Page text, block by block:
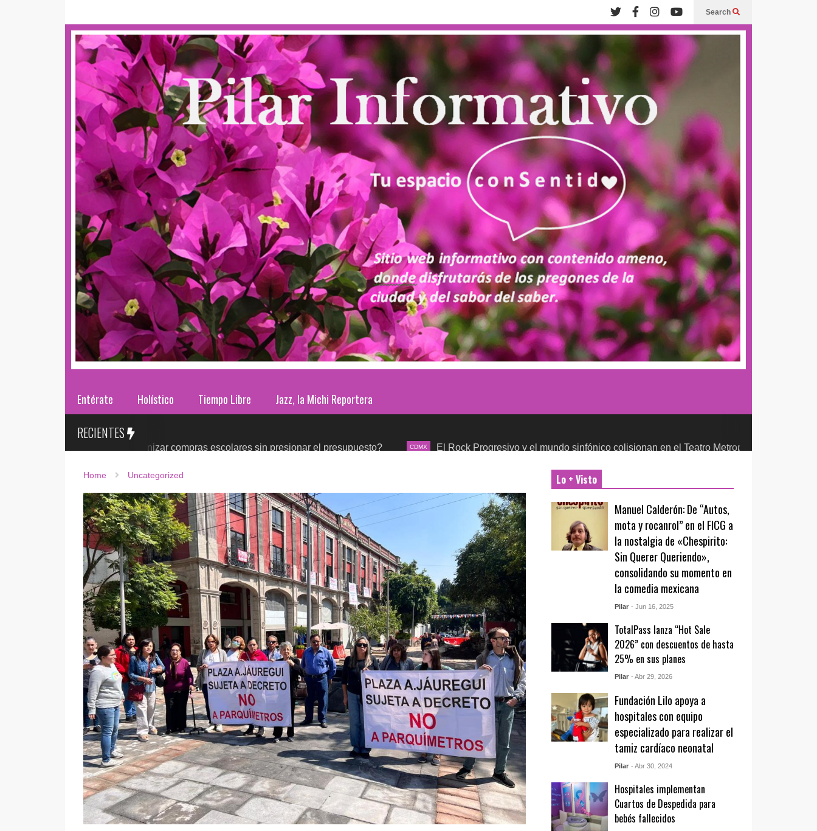
Search
Entérate Holístico Tiempo Libre Jazz, la Michi Reportera
RECIENTES
¿cómo organizar compras escolares sin presionar el presupuesto? CDMX El Rock Progresivo y el mundo sinfónico colisionan en el Teatro Metropólitan CULTURA Y
Home Uncategorized Lo + Visto
Manuel Calderón: De “Autos,
mota y rocanrol” en el FICG a
la nostalgia de «Chespirito:
Sin Querer Queriendo»,
consolidando su momento en
la comedia mexicana
Pilar - Jun 16, 2025
TotalPass lanza “Hot Sale
2026” con descuentos de hasta
25% en sus planes
Pilar - Abr 29, 2026
Fundación Lilo apoya a
hospitales con equipo
especializado para realizar el
tamiz cardíaco neonatal
Pilar - Abr 30, 2024
Hospitales implementan
Cuartos de Despedida para
bebés fallecidos